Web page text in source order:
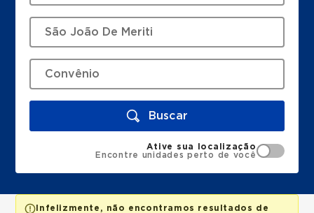
Buscar
Ative sua localização
Encontre unidades perto de você
Infelizmente, não encontramos resultados de